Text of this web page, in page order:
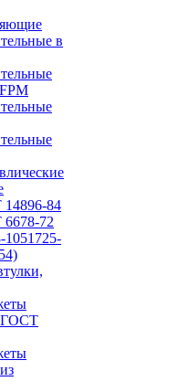
в
84
72
ГОСТ